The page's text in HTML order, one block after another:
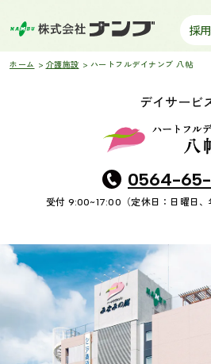
採
ホーム 介護施設 ハートフルデイナンブ 八帖
デイサービ
0564-
受付 9:00~17:00 （定休日：日曜日